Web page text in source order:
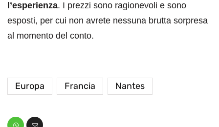
l’esperienza. I prezzi sono ragionevoli e sono
esposti, per cui non avrete nessuna brutta sorpresa
al momento del conto.
Europa Francia Nantes